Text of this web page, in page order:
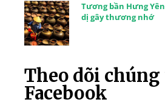
Tương bần Hưng
dị gây thương nhớ
Theo dõi
Facebook